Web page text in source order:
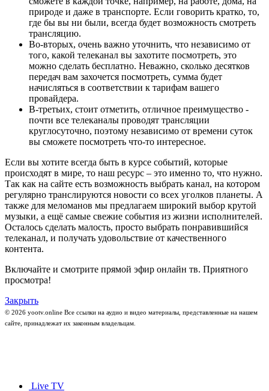
природе и даже в транспорте. Если говорить кратко, то,
где бы вы ни были, всегда будет возможность смотреть
трансляцию.
Во-вторых, очень важно уточнить, что независимо от
того, какой телеканал вы захотите посмотреть, это
можно сделать бесплатно. Неважно, сколько десятков
передач вам захочется посмотреть, сумма будет
начисляться в соответствии к тарифам вашего
провайдера.
В-третьих, стоит отметить, отличное преимущество -
почти все телеканалы проводят трансляции
круглосуточно, поэтому независимо от времени суток
вы сможете посмотреть что-то интересное.
Если вы хотите всегда быть в курсе событий, которые
происходят в мире, то наш ресурс – это именно то, что нужно.
Так как на сайте есть возможность выбрать канал, на котором
регулярно транслируются новости со всех уголков планеты. А
также для меломанов мы предлагаем широкий выбор крутой
музыки, а ещё самые свежие события из жизни исполнителей.
Осталось сделать малость, просто выбрать понравившийся
телеканал, и получать удовольствие от качественного
контента.
Включайте и смотрите прямой эфир онлайн тв. Приятного
просмотра!
Закрыть
© 2026 yootv.online Все ссылки на аудио и видео материалы, представленные на нашем
сайте, принадлежат их законным владельцам.
Live TV